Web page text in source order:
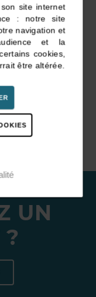
fait l’objet
des devis
UN
?
site internet
: notre site
navigation et
et la
cookies,
être altérée.